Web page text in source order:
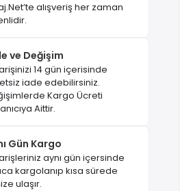
alışveriş her zaman
ve Değişim
14 gün içerisinde
iade edebilirsiniz.
Kargo Ücreti
Aittir.
Gün Kargo
aynı gün içersinde
kargolanıp kısa sürede
ulaşır.